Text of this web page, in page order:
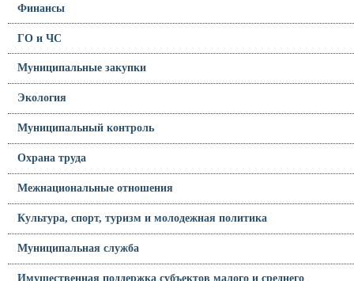
Финансы
ГО и ЧС
Муниципальные закупки
Экология
Муниципальный контроль
Охрана труда
Межнациональные отношения
Культура, спорт, туризм и молодежная политика
Муниципальная служба
Имущественная поддержка субъектов малого и среднего